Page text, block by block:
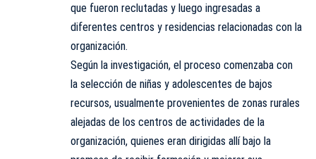
que fueron reclutadas y luego ingresadas a
diferentes centros y residencias relacionadas con la
organización.
Según la investigación, el proceso comenzaba con
la selección de niñas y adolescentes de bajos
recursos, usualmente provenientes de zonas rurales
alejadas de los centros de actividades de la
organización, quienes eran dirigidas allí bajo la